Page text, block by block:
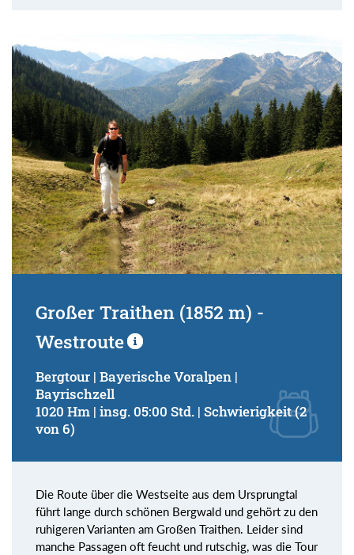
Großer Traithen (1852 m) -
Westroute
Bergtour | Bayerische Voralpen |
Bayrischzell
1020 Hm | insg. 05:00 Std. | Schwierigkeit (2
von 6)
Die Route über die Westseite aus dem Ursprungtal
führt lange durch schönen Bergwald und gehört zu den
ruhigeren Varianten am Großen Traithen. Leider sind
manche Passagen oft feucht und rutschig, was die Tour